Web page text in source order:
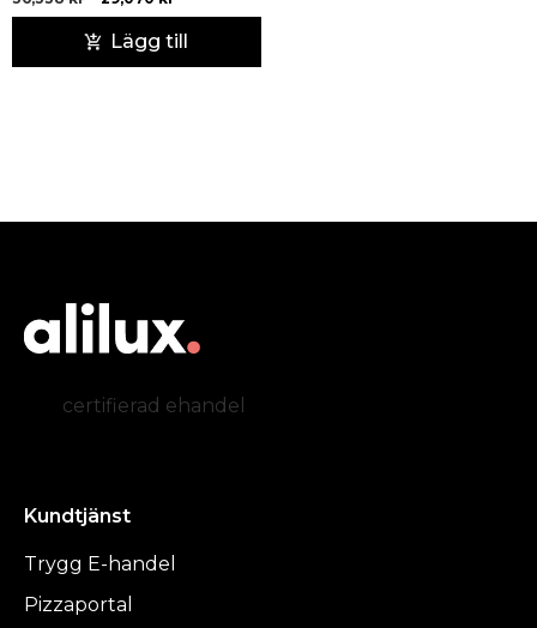
Lägg till
certifierad ehandel
Kundtjänst
Trygg E-handel
Pizzaportal